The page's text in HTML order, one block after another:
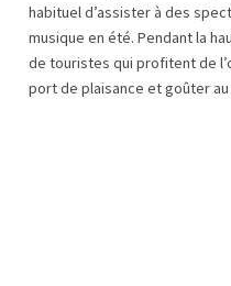
habituel d’assister à des
musique en été. Pendant la
de touristes qui profitent de
port de plaisance et goûter